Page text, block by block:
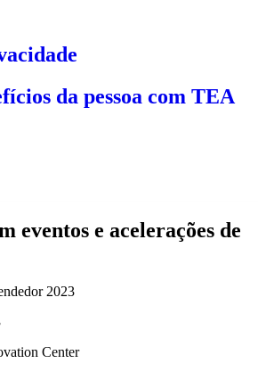
da pessoa com TEA
eventos e acelerações de